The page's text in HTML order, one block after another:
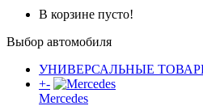
В корзине пусто!
Выбор автомобиля
УНИВЕРСАЛЬНЫЕ
+-
Mercedes